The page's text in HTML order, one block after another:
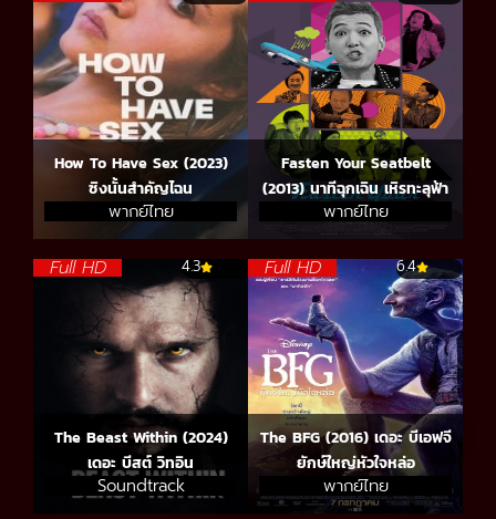
How To Have Sex (2023)
ซิงนั้นสำคัญไฉน
พากย์ไทย
Fasten Your Seatbelt
(2013) นาทีฉุกเฉิน เหิรทะลุฟ้า
พากย์ไทย
Full HD 4.3
The Beast Within (2024)
เดอะ บีสต์ วิทอิน
Soundtrack
Full HD 6.4
The BFG (2016) เดอะ บีเอฟจี
ยักษ์ใหญ่หัวใจหล่อ
พากย์ไทย